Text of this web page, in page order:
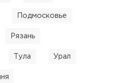
Подмосковье
Рязань
Тула Урал